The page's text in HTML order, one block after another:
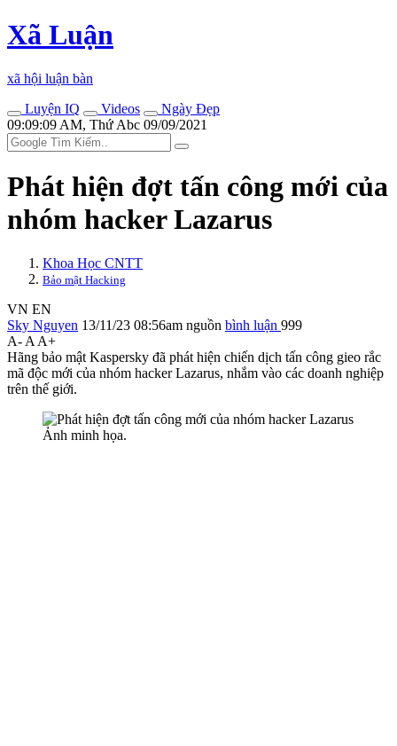
Xã Luận
xã hội luận bàn
Luyện IQ
Videos
Ngày Đẹp
09:09:09 AM, Thứ Abc 09/09/2021
Phát hiện đợt tấn công mới của
nhóm hacker Lazarus
Khoa Học CNTT
Bảo mật Hacking
VN EN
Sky Nguyen 13/11/23 08:56am nguồn bình luận 999
A- A A+
Hãng bảo mật Kaspersky đã phát hiện chiến dịch tấn công gieo rắc
mã độc mới của nhóm hacker Lazarus, nhắm vào các doanh nghiệp
trên thế giới.
Ảnh minh họa.